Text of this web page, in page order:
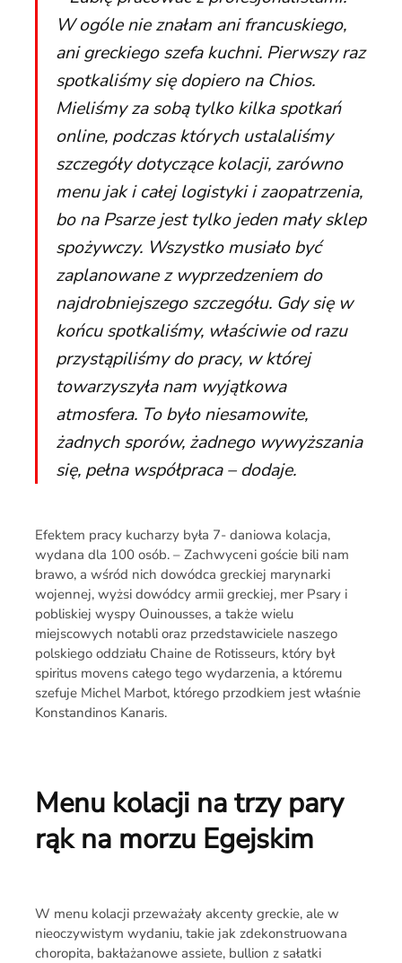
W ogóle nie znałam ani francuskiego,
ani greckiego szefa kuchni. Pierwszy raz
spotkaliśmy się dopiero na Chios.
Mieliśmy za sobą tylko kilka spotkań
online, podczas których ustalaliśmy
szczegóły dotyczące kolacji, zarówno
menu jak i całej logistyki i zaopatrzenia,
bo na Psarze jest tylko jeden mały sklep
spożywczy. Wszystko musiało być
zaplanowane z wyprzedzeniem do
najdrobniejszego szczegółu. Gdy się w
końcu spotkaliśmy, właściwie od razu
przystąpiliśmy do pracy, w której
towarzyszyła nam wyjątkowa
atmosfera. To było niesamowite,
żadnych sporów, żadnego wywyższania
się, pełna współpraca – dodaje.
Efektem pracy kucharzy była 7- daniowa kolacja,
wydana dla 100 osób. – Zachwyceni goście bili nam
brawo, a wśród nich dowódca greckiej marynarki
wojennej, wyżsi dowódcy armii greckiej, mer Psary i
pobliskiej wyspy Ouinousses, a także wielu
miejscowych notabli oraz przedstawiciele naszego
polskiego oddziału Chaine de Rotisseurs, który był
spiritus movens całego tego wydarzenia, a któremu
szefuje Michel Marbot, którego przodkiem jest właśnie
Konstandinos Kanaris.
Menukolacji na trzy pary
rąk na morzu Egejskim
W menu kolacji przeważały akcenty greckie, ale w
nieoczywistym wydaniu, takie jak zdekonstruowana
choropita, bakłażanowe assiete, bullion z sałatki